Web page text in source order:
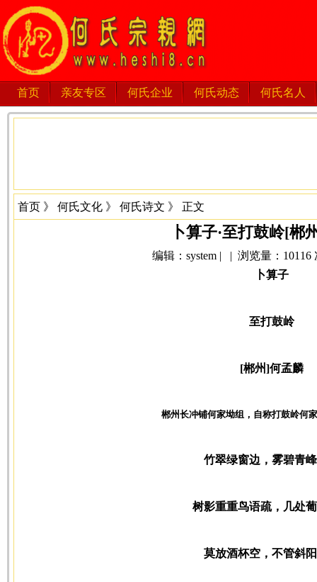
首页 亲友专区 何氏企业 何氏动态 何氏名人
首页 》 何氏文化 》 何氏诗文 》 正文
卜算子·至打鼓岭[郴
编辑：system | | 浏览量：10116
卜算子
至打鼓岭
[郴州]何孟麟
郴州长冲铺何家坳组，自称打鼓岭何
竹翠绿窗边，雾碧青
树影重重鸟语疏，几处
莫放酒杯空，不管斜